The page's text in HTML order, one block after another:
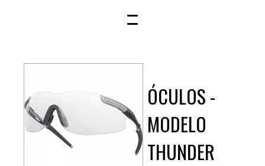
ÓCULOS -
MODELO
THUNDER